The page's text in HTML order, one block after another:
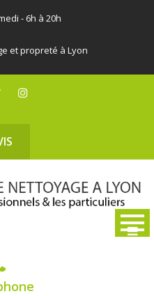
- 6h à 20h
et propreté à Lyon